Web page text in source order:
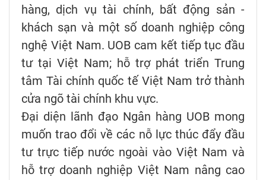
hàng, dịch vụ tài chính, bất động sản -
khách sạn và một số doanh nghiệp công
nghệ Việt Nam. UOB cam kết tiếp tục đầu
tư tại Việt Nam; hỗ trợ phát triển Trung
tâm Tài chính quốc tế Việt Nam trở thành
cửa ngõ tài chính khu vực.
Đại diện lãnh đạo Ngân hàng UOB mong
muốn trao đổi về các nỗ lực thúc đẩy đầu
tư trực tiếp nước ngoài vào Việt Nam và
hỗ trợ doanh nghiệp Việt Nam nâng cao